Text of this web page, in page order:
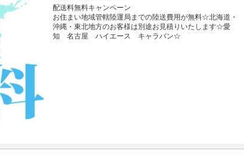
配送料無料キャンペーン
お住まい地域管轄陸運局までの陸送費用が無料☆北海道・
沖縄・東北地方のお客様は別途お見積りいたします☆愛
知 名古屋 ハイエース キャラバン☆